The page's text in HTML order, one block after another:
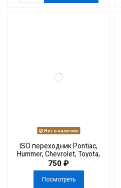
Нет в наличии
ISO переходник Pontiac,
Hummer, Chevrolet, Toyota,
GMC, Hyundai, Suzuki, Kia
750 ₽
Посмотреть